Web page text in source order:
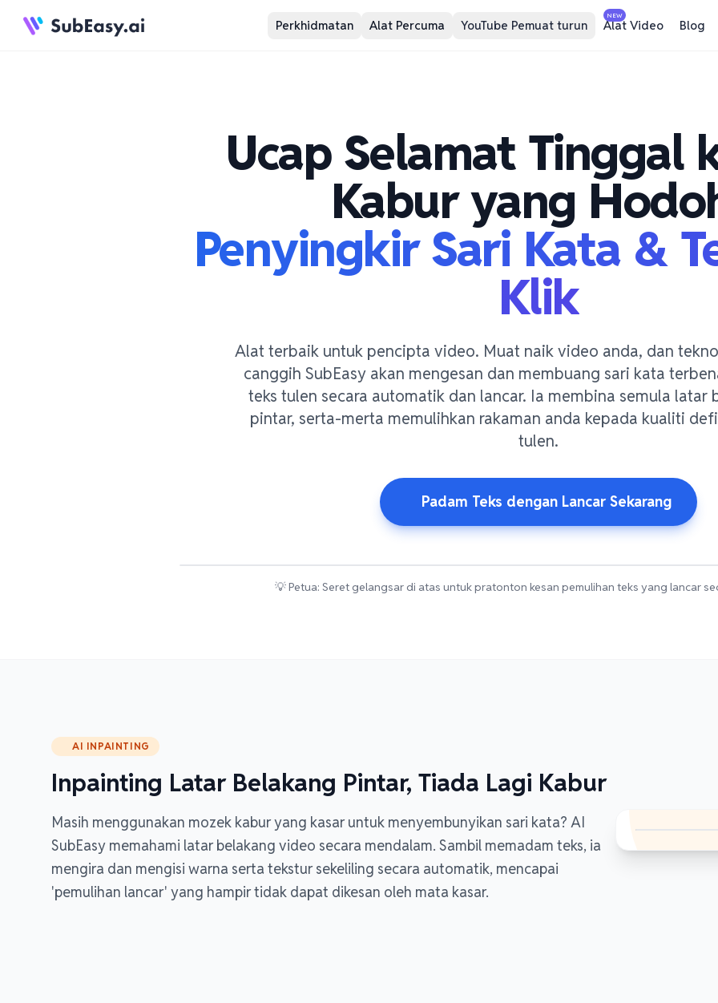
Perkhidmatan Alat Percuma YouTube Pemuat turun
NEW
Alat Video Blog
Ucap Selamat Tinggal
Kabur yang
Penyingkir Sari Kata &
Klik
Alat terbaik untuk pencipta video. Muat naik video anda, dan
canggih SubEasy akan mengesan dan membuang sari kata
teks tulen secara automatik dan lancar. Ia membina semula latar
pintar, serta-merta memulihkan rakaman anda kepada kualiti
tulen.
Padam Teks dengan Lancar Sekarang
Selepas (Latar Belakang Bersih)
NEWS LIVE
Sebelum (Dengan Tera Air Teks)💡 Petua: Seret gelangsar di atas untuk pratonton kesan pemulihan teks yang lancar
AI INPAINTING
Inpainting Latar Belakang Pintar, Tiada Lagi Kabur
Masih menggunakan mozek kabur yang kasar untuk menyembunyikan sari kata? AI
SubEasy memahami latar belakang video secara mendalam. Sambil memadam teks, ia
mengira dan mengisi warna serta tekstur sekeliling secara automatik, mencapai
'pemulihan lancar' yang hampir tidak dapat dikesan oleh mata kasar.